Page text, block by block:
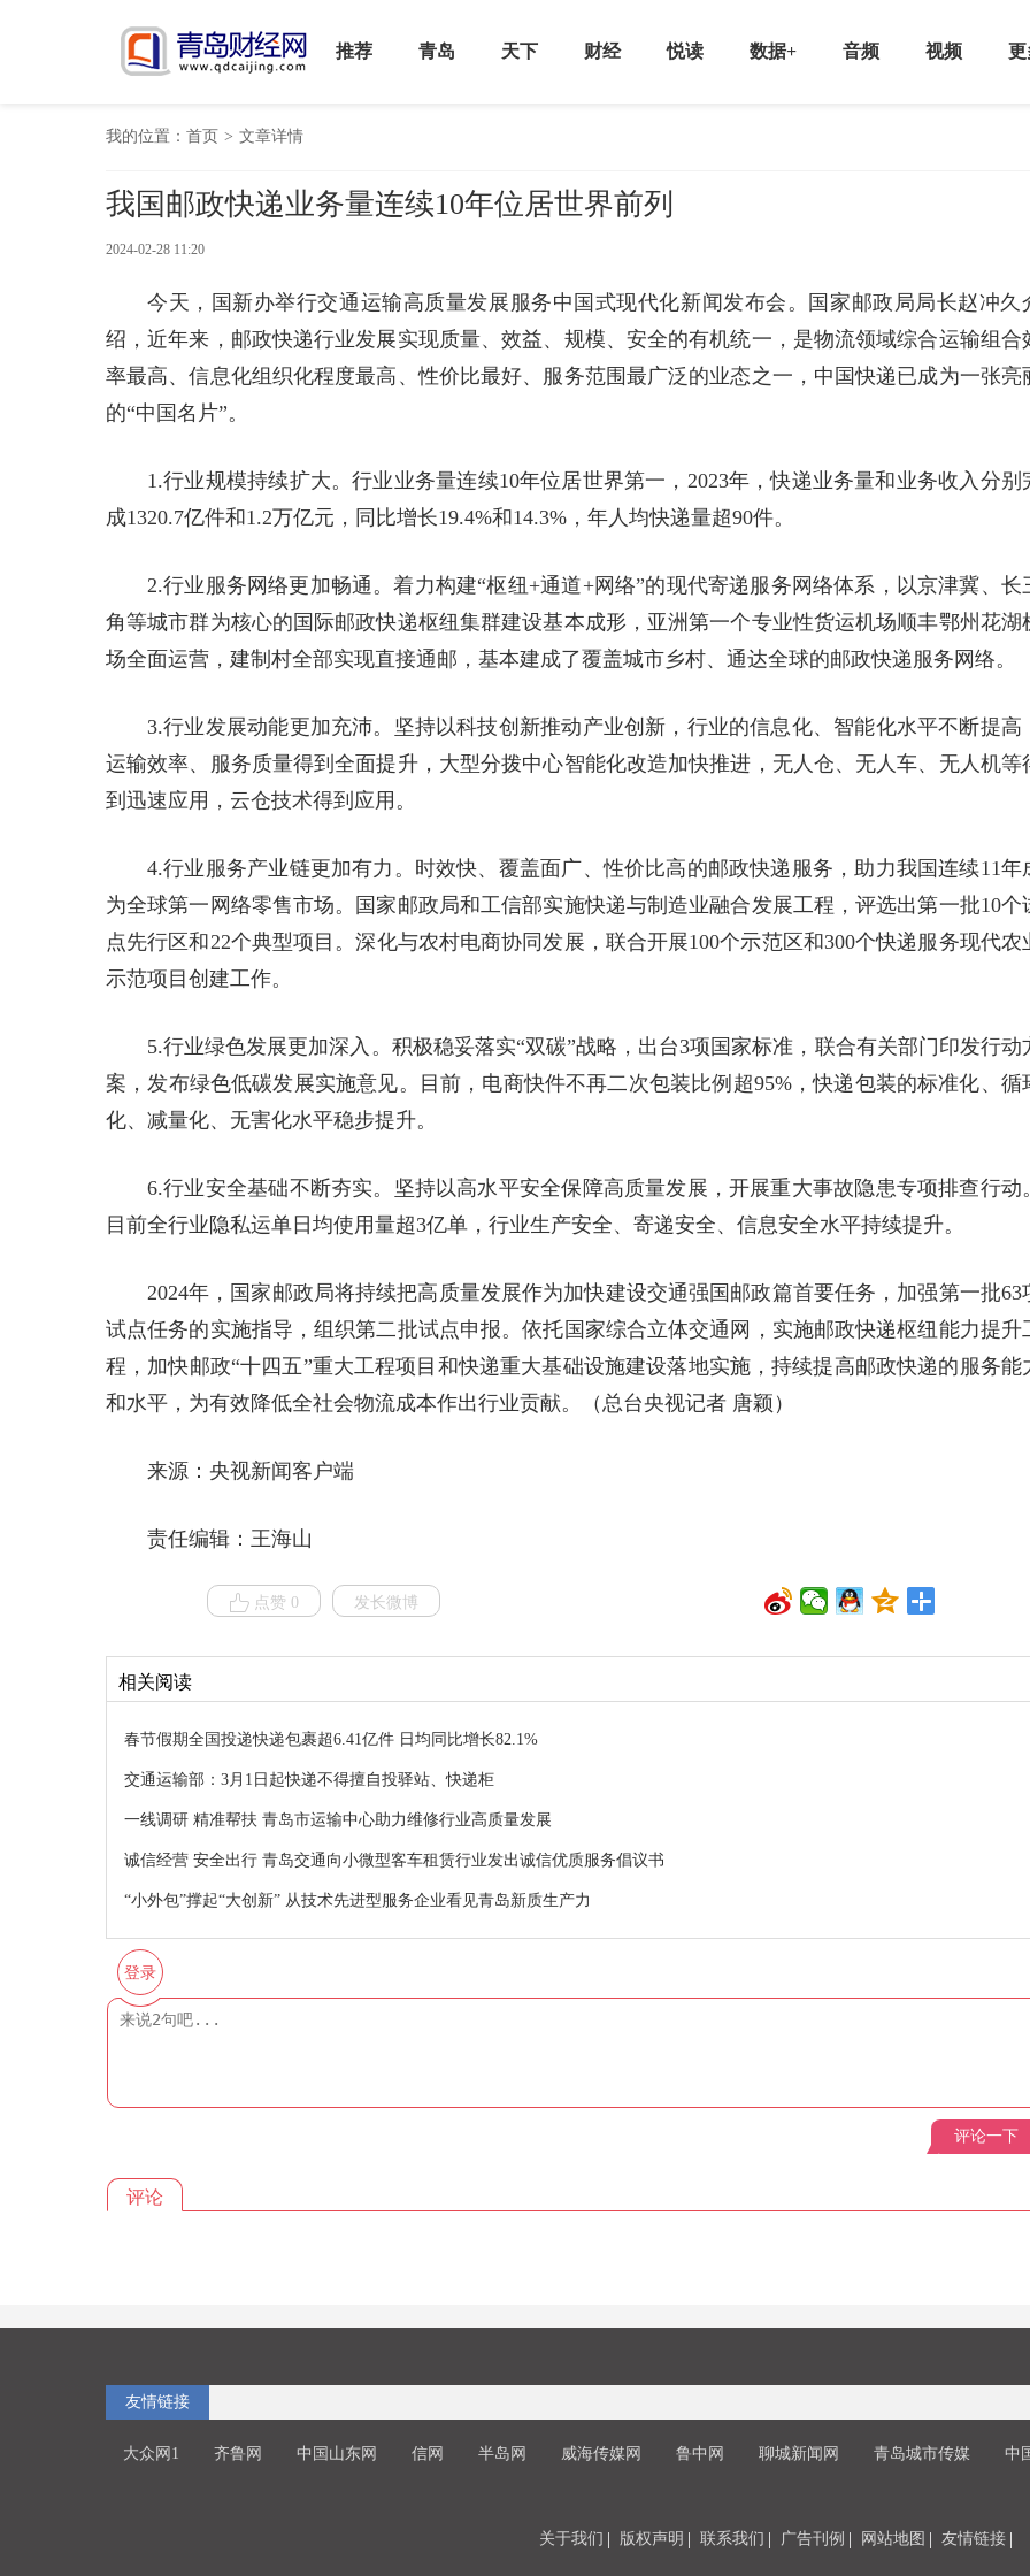
推荐 青岛 天下 财经 悦读 数据+ 音频 视频 更
我的位置： 首页 > 文章详情
我国邮政快递业务量连续10年位居世界前列
2024-02-28 11:20
今天，国新办举行交通运输高质量发展服务中国式现代化新闻发布会。国家邮政局局长赵冲久
绍，近年来，邮政快递行业发展实现质量、效益、规模、安全的有机统一，是物流领域综合运输组合
率最高、信息化组织化程度最高、性价比最好、服务范围最广泛的业态之一，中国快递已成为一张亮
的“中国名片”。
1.行业规模持续扩大。行业业务量连续10年位居世界第一，2023年，快递业务量和业务收入分别
成1320.7亿件和1.2万亿元，同比增长19.4%和14.3%，年人均快递量超90件。
2.行业服务网络更加畅通。着力构建“枢纽+通道+网络”的现代寄递服务网络体系，以京津冀、长
角等城市群为核心的国际邮政快递枢纽集群建设基本成形，亚洲第一个专业性货运机场顺丰鄂州花湖
场全面运营，建制村全部实现直接通邮，基本建成了覆盖城市乡村、通达全球的邮政快递服务网络。
3.行业发展动能更加充沛。坚持以科技创新推动产业创新，行业的信息化、智能化水平不断提高
运输效率、服务质量得到全面提升，大型分拨中心智能化改造加快推进，无人仓、无人车、无人机等
到迅速应用，云仓技术得到应用。
4.行业服务产业链更加有力。时效快、覆盖面广、性价比高的邮政快递服务，助力我国连续11年
为全球第一网络零售市场。国家邮政局和工信部实施快递与制造业融合发展工程，评选出第一批10个
点先行区和22个典型项目。深化与农村电商协同发展，联合开展100个示范区和300个快递服务现代农
示范项目创建工作。
5.行业绿色发展更加深入。积极稳妥落实“双碳”战略，出台3项国家标准，联合有关部门印发行动
案，发布绿色低碳发展实施意见。目前，电商快件不再二次包装比例超95%，快递包装的标准化、循
化、减量化、无害化水平稳步提升。
6.行业安全基础不断夯实。坚持以高水平安全保障高质量发展，开展重大事故隐患专项排查行动。
目前全行业隐私运单日均使用量超3亿单，行业生产安全、寄递安全、信息安全水平持续提升。
2024年，国家邮政局将持续把高质量发展作为加快建设交通强国邮政篇首要任务，加强第一批63
试点任务的实施指导，组织第二批试点申报。依托国家综合立体交通网，实施邮政快递枢纽能力提升
程，加快邮政“十四五”重大工程项目和快递重大基础设施建设落地实施，持续提高邮政快递的服务能
和水平，为有效降低全社会物流成本作出行业贡献。（总台央视记者 唐颖）
来源：央视新闻客户端
责任编辑：王海山
点赞 0 发长微博
相关阅读
春节假期全国投递快递包裹超6.41亿件 日均同比增长82.1%
交通运输部：3月1日起快递不得擅自投驿站、快递柜
一线调研 精准帮扶 青岛市运输中心助力维修行业高质量发展
诚信经营 安全出行 青岛交通向小微型客车租赁行业发出诚信优质服务倡议书
“小外包”撑起“大创新” 从技术先进型服务企业看见青岛新质生产力
登录
评论一下
评论
友情链接
大众网1 齐鲁网 中国山东网 信网 半岛网 威海传媒网 鲁中网 聊城新闻网 青岛城市传媒 中
关于我们 版权声明 联系我们 广告刊例 网站地图 友情链接